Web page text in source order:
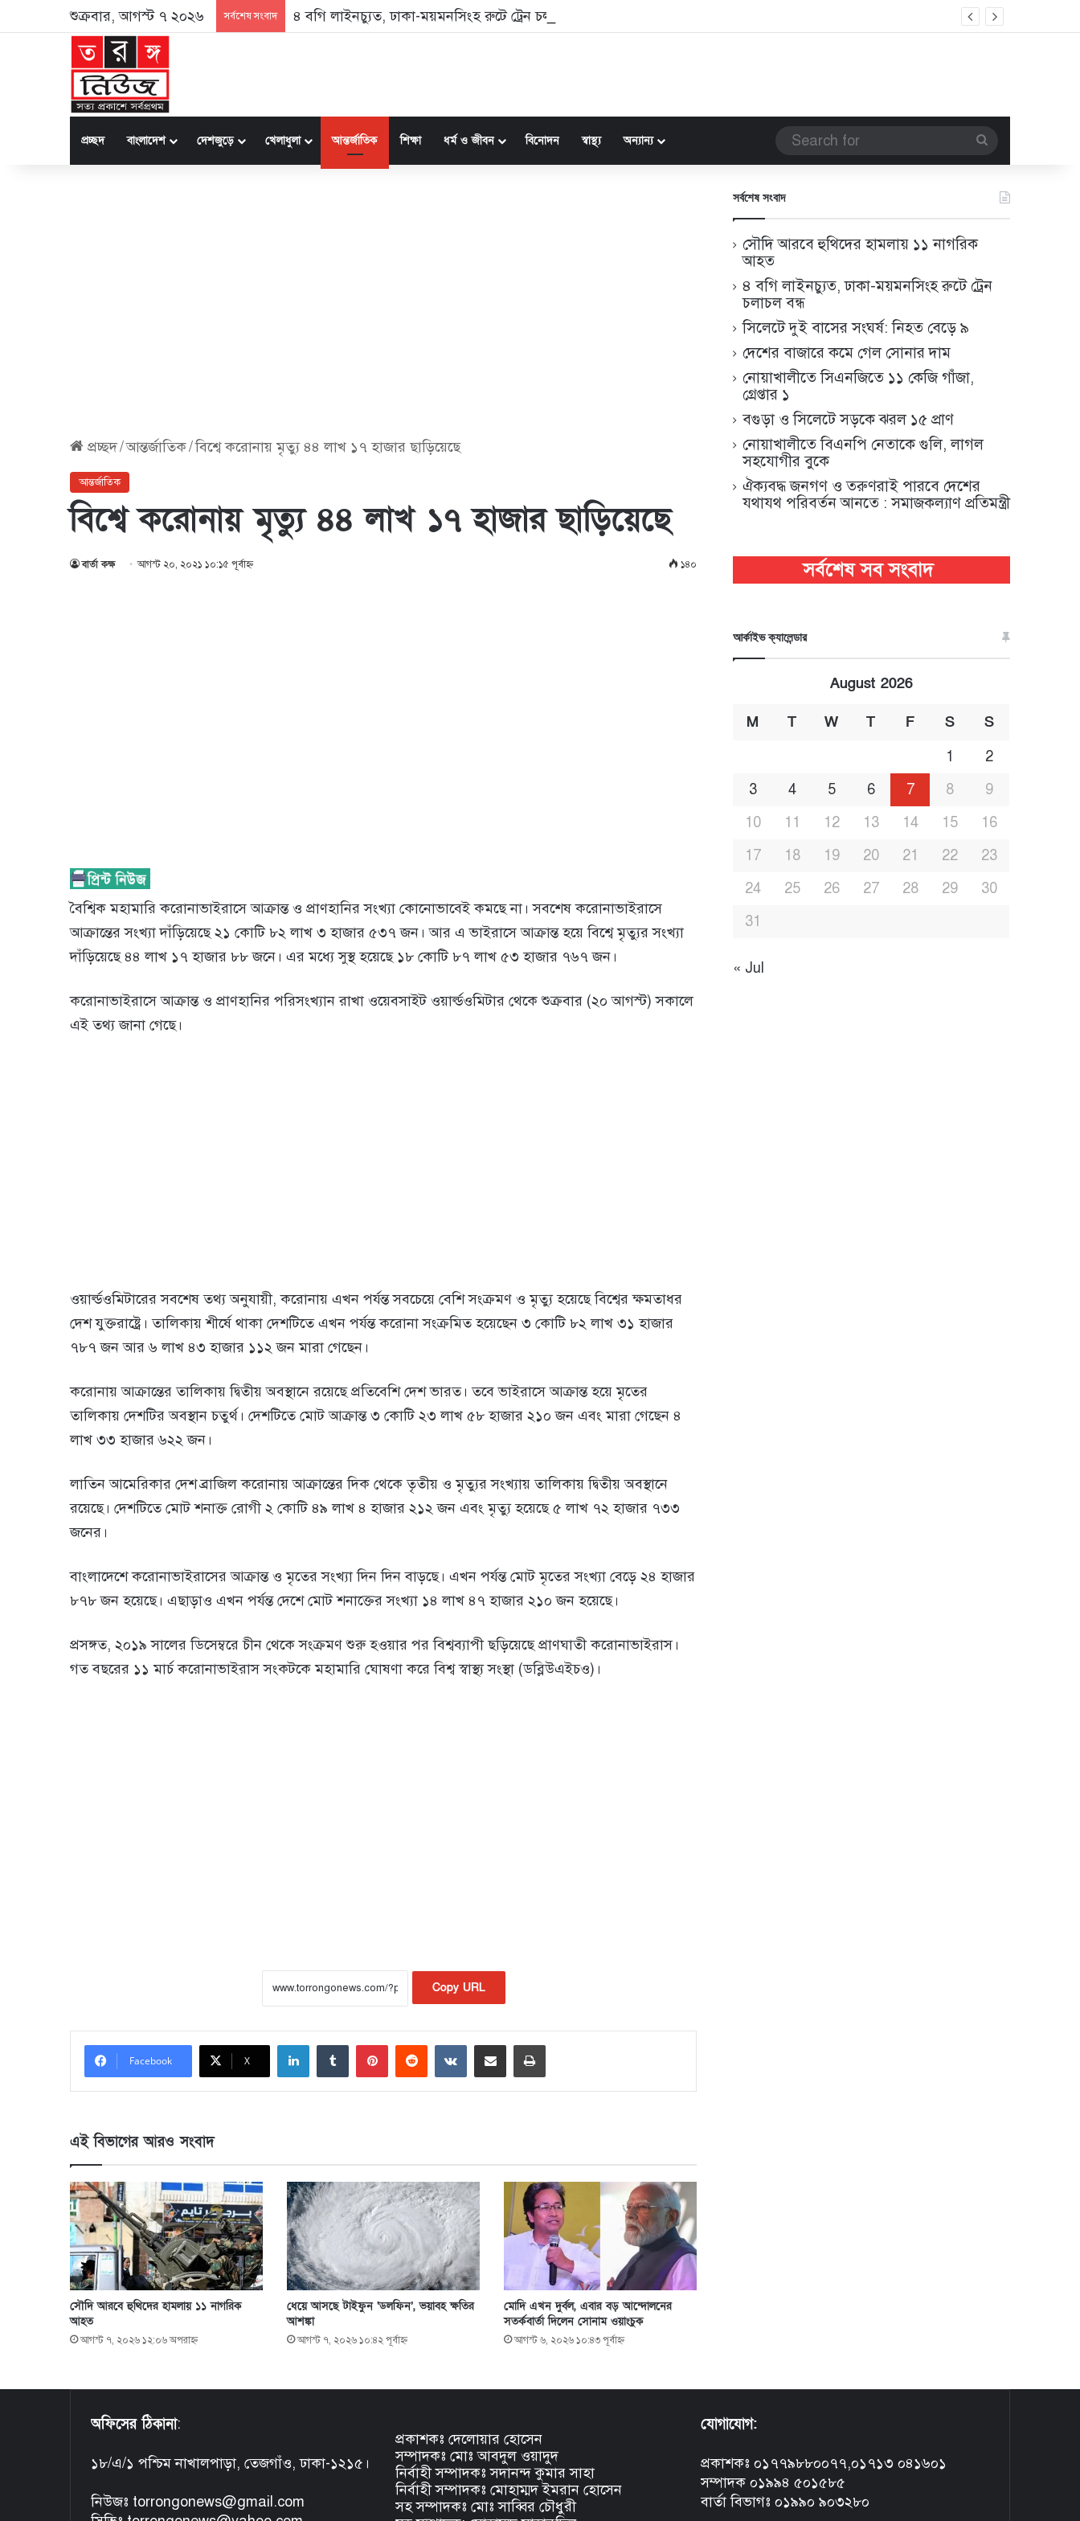
শুক্রবার, আগস্ট ৭ ২০২৬ সর্বশেষ সংবাদ ৪ বগি লাইনচ্যুত, ঢাকা-ময়মনসিংহ রুটে ট্রেন চলাচল বন্ধ
প্রচ্ছদ বাংলাদেশ দেশজুড়ে খেলাধুলা আন্তর্জাতিক শিক্ষা ধর্ম ও জীবন বিনোদন স্বাস্থ্য অন্যান্য
for
প্রচ্ছদ/আন্তর্জাতিক/বিশ্বে করোনায় মৃত্যু ৪৪ লাখ ১৭ হাজার ছাড়িয়েছে
আন্তর্জাতিক
বিশ্বে করোনায় মৃত্যু ৪৪ লাখ ১৭ হাজার ছাড়িয়েছে
বার্তা কক্ষ আগস্ট ২০, ২০২১ ১০:১৫ পূর্বাহ্ণ ১৪০
বৈশ্বিক মহামারি করোনাভাইরাসে আক্রান্ত ও প্রাণহানির সংখ্যা কোনোভাবেই কমছে না। সবশেষ করোনাভাইরাসে
আক্রান্তের সংখ্যা দাঁড়িয়েছে ২১ কোটি ৮২ লাখ ৩ হাজার ৫৩৭ জন। আর এ ভাইরাসে আক্রান্ত হয়ে বিশ্বে মৃত্যুর সংখ্যা
দাঁড়িয়েছে ৪৪ লাখ ১৭ হাজার ৮৮ জনে। এর মধ্যে সুস্থ হয়েছে ১৮ কোটি ৮৭ লাখ ৫৩ হাজার ৭৬৭ জন।
করোনাভাইরাসে আক্রান্ত ও প্রাণহানির পরিসংখ্যান রাখা ওয়েবসাইট ওয়ার্ল্ডওমিটার থেকে শুক্রবার (২০ আগস্ট) সকালে
এই তথ্য জানা গেছে।
ওয়ার্ল্ডওমিটারের সবশেষ তথ্য অনুযায়ী, করোনায় এখন পর্যন্ত সবচেয়ে বেশি সংক্রমণ ও মৃত্যু হয়েছে বিশ্বের ক্ষমতাধর
দেশ যুক্তরাষ্ট্রে। তালিকায় শীর্ষে থাকা দেশটিতে এখন পর্যন্ত করোনা সংক্রমিত হয়েছেন ৩ কোটি ৮২ লাখ ৩১ হাজার
৭৮৭ জন আর ৬ লাখ ৪৩ হাজার ১১২ জন মারা গেছেন।
করোনায় আক্রান্তের তালিকায় দ্বিতীয় অবস্থানে রয়েছে প্রতিবেশি দেশ ভারত। তবে ভাইরাসে আক্রান্ত হয়ে মৃতের
তালিকায় দেশটির অবস্থান চতুর্থ। দেশটিতে মোট আক্রান্ত ৩ কোটি ২৩ লাখ ৫৮ হাজার ২১০ জন এবং মারা গেছেন ৪
লাখ ৩৩ হাজার ৬২২ জন।
লাতিন আমেরিকার দেশ ব্রাজিল করোনায় আক্রান্তের দিক থেকে তৃতীয় ও মৃত্যুর সংখ্যায় তালিকায় দ্বিতীয় অবস্থানে
রয়েছে। দেশটিতে মোট শনাক্ত রোগী ২ কোটি ৪৯ লাখ ৪ হাজার ২১২ জন এবং মৃত্যু হয়েছে ৫ লাখ ৭২ হাজার ৭৩৩
জনের।
বাংলাদেশে করোনাভাইরাসের আক্রান্ত ও মৃতের সংখ্যা দিন দিন বাড়ছে। এখন পর্যন্ত মোট মৃতের সংখ্যা বেড়ে ২৪ হাজার
৮৭৮ জন হয়েছে। এছাড়াও এখন পর্যন্ত দেশে মোট শনাক্তের সংখ্যা ১৪ লাখ ৪৭ হাজার ২১০ জন হয়েছে।
প্রসঙ্গত, ২০১৯ সালের ডিসেম্বরে চীন থেকে সংক্রমণ শুরু হওয়ার পর বিশ্বব্যাপী ছড়িয়েছে প্রাণঘাতী করোনাভাইরাস।
গত বছরের ১১ মার্চ করোনাভাইরাস সংকটকে মহামারি ঘোষণা করে বিশ্ব স্বাস্থ্য সংস্থা (ডব্লিউএইচও)।
Copy URL
Facebook X
LinkedIn VKontakte
এই বিভাগের আরও সংবাদ
সৌদি আরবে হুথিদের হামলায় ১১ নাগরিক
আহত
আগস্ট ৭, ২০২৬ ১২:০৬ অপরাহ্ণ
ধেয়ে আসছে টাইফুন ‘ডলফিন’, ভয়াবহ ক্ষতির
আশঙ্কা
আগস্ট ৭, ২০২৬ ১০:৪২ পূর্বাহ্ণ
মোদি এখন দুর্বল, এবার বড় আন্দোলনের
সতর্কবার্তা দিলেন সোনাম ওয়াংচুক
আগস্ট ৬, ২০২৬ ১০:৪৩ পূর্বাহ্ণ
সর্বশেষ সংবাদ
সৌদি আরবে হুথিদের হামলায় ১১ নাগরিক
আহত
৪ বগি লাইনচ্যুত, ঢাকা-ময়মনসিংহ রুটে ট্রেন
চলাচল বন্ধ
সিলেটে দুই বাসের সংঘর্ষ: নিহত বেড়ে ৯
দেশের বাজারে কমে গেল সোনার দাম
নোয়াখালীতে সিএনজিতে ১১ কেজি গাঁজা,
গ্রেপ্তার ১
বগুড়া ও সিলেটে সড়কে ঝরল ১৫ প্রাণ
নোয়াখালীতে বিএনপি নেতাকে গুলি, লাগল
সহযোগীর বুকে
ঐক্যবদ্ধ জনগণ ও তরুণরাই পারবে দেশের
যথাযথ পরিবর্তন আনতে : সমাজকল্যাণ প্রতিমন্ত্রী
আর্কাইভ ক্যালেন্ডার
August 2026
M T W T F S S
1
2
3
4 5 6 7 8
9
10
11 12 13 14 15
16
17
18 19 20 21 22
23
24
25 26 27 28 29
30
31
« Jul
অফিসের ঠিকানা:
১৮/এ/১ পশ্চিম নাখালপাড়া, তেজগাঁও, ঢাকা-১২১৫।
নিউজঃ torrongonews@gmail.com
প্রকাশকঃ দেলোয়ার হোসেন
সম্পাদকঃ মোঃ আবদুল ওয়াদুদ
নির্বাহী সম্পাদকঃ সদানন্দ কুমার সাহা
নির্বাহী সম্পাদকঃ মোহাম্মদ ইমরান হোসেন
সহ সম্পাদকঃ মোঃ সাব্বির চৌধুরী
যোগাযোগ:
প্রকাশকঃ ০১৭৭৯৮৮০০৭৭,০১৭১৩ ০৪১৬০১
সম্পাদক ০১৯৯৪ ৫০১৫৮৫
বার্তা বিভাগঃ ০১৯৯০ ৯০৩২৮০